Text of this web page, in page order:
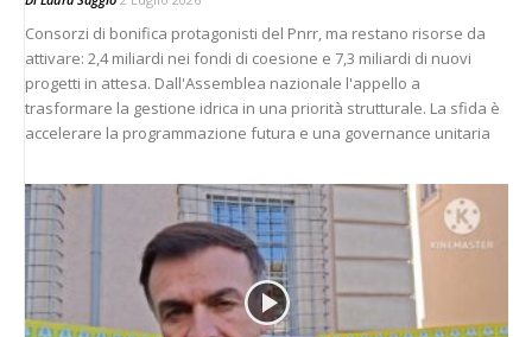
Consorzi di bonifica protagonisti del Pnrr, ma restano risorse da
attivare: 2,4 miliardi nei fondi di coesione e 7,3 miliardi di nuovi
progetti in attesa. Dall'Assemblea nazionale l'appello a
trasformare la gestione idrica in una priorità strutturale. La sfida è
accelerare la programmazione futura e una governance unitaria